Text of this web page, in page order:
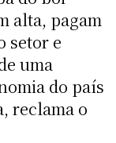
alta, pagam
setor e
uma
do país
reclama o